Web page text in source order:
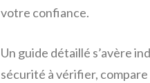
votre confiance.
Un guide détaillé s’avère
sécurité à vérifier,